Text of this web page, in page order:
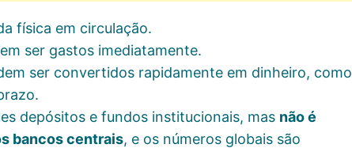
física em circulação.
ser gastos imediatamente.
ser convertidos rapidamente em dinheiro, como
depósitos e fundos institucionais, mas não é
bancos centrais, e os números globais são